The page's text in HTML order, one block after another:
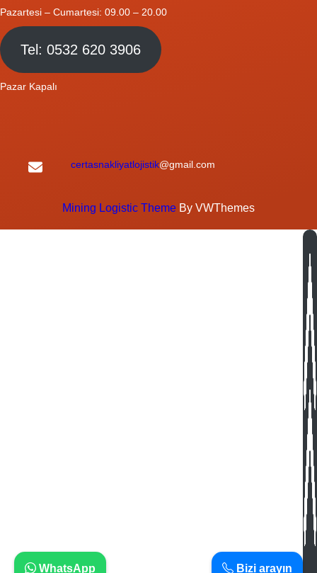
Pazartesi – Cumartesi: 09.00 – 20.00
Tel: 0532 620 3906
Pazar Kapalı
certasnakliyatlojistik@gmail.com
Mining Logistic Theme By VWThemes
Bizi arayın
WhatsApp